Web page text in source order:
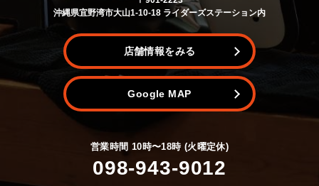
沖縄県宜野湾市大山1-10-18 ライダーズステーション内
店舗情報をみる
Google MAP
営業時間 10時〜18時 (火曜定休)
098-943-9012